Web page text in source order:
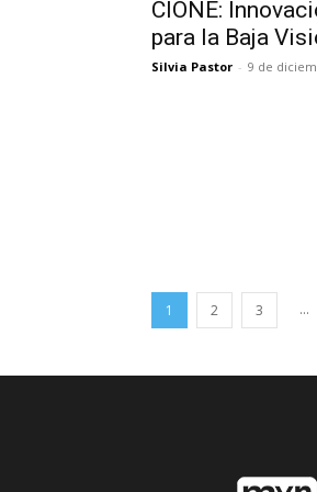
CIONE:
para la Baja
Silvia Pastor - 9 de
1 2 3 ...